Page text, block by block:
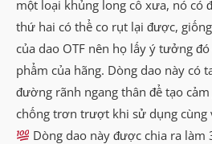
một loại khủng long cổ xưa, nó có
thứ hai có thể co rụt lại được,
của dao OTF nên họ lấy ý tưởng
phẩm của hãng. Dòng dao này có
đường rãnh ngang thân để tạo
chống trơn trượt khi sử dụng cùng
Dòng dao này được chia ra làm